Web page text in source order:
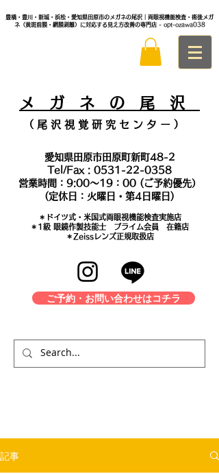
豊橋・豊川・新城・浜松・愛知県田原市のメガネの尾沢｜両眼視機能検査・術後メガ
ネ（黄斑前膜・網膜剥離）に対応する見え方改善の専門店 - opt-ozawa038
メ ガ ネ の 尾 沢
（ 尾 沢 視 覚 研 究 セ ン タ ー ）
愛知県田原市田原町新町48-2
Tel/Fax : 0531-22-0358
営業時間：9:00～19：00 (ご予約優先）
(定休日：火曜日・第4日曜日)
＊​ドイツ式・米国式両眼視機能検査実施店
​＊1級 眼鏡作製技能士 プライム会員 在籍店
＊Zeissレンズ正規取扱店
ご予約・お問い合わせはコチラ
記事